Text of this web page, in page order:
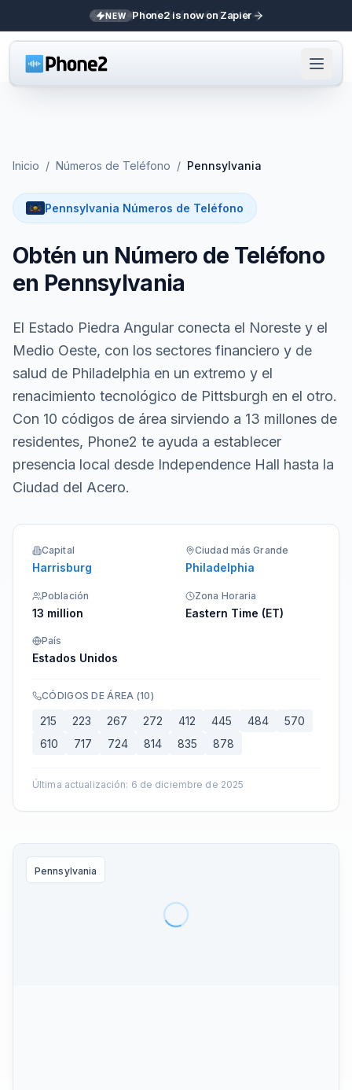
NEW Phone2 is now on Zapier
Inicio / Números de Teléfono / Pennsylvania
Pennsylvania Números de Teléfono
Obtén un Número de Teléfono
en Pennsylvania
El Estado Piedra Angular conecta el Noreste y el
Medio Oeste, con los sectores financiero y de
salud de Philadelphia en un extremo y el
renacimiento tecnológico de Pittsburgh en el otro.
Con 10 códigos de área sirviendo a 13 millones de
residentes, Phone2 te ayuda a establecer
presencia local desde Independence Hall hasta la
Ciudad del Acero.
Capital
Harrisburg
Ciudad más Grande
Philadelphia
Población
13 million
Zona Horaria
Eastern Time (ET)
País
Estados Unidos
CÓDIGOS DE ÁREA (10)
215 223 267 272 412 445 484
570
610
717 724 814 835 878
Última actualización: 6 de diciembre de 2025
Pennsylvania